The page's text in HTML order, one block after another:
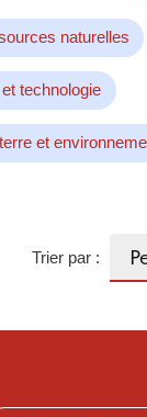
naturelles
technologie
et
Trier par :